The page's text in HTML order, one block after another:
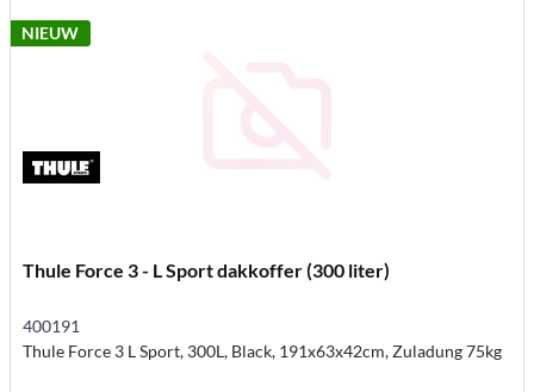
NIEUW
Thule Force 3 - L Sport dakkoffer (300 liter)
400191
Thule Force 3 L Sport, 300L, Black, 191x63x42cm, Zuladung 75kg